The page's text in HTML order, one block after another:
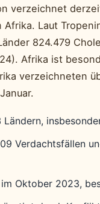
verzeichnet
Laut
824.479
Afrika ist
verzeichneten
Verdachtsfällen
Oktober 2023,